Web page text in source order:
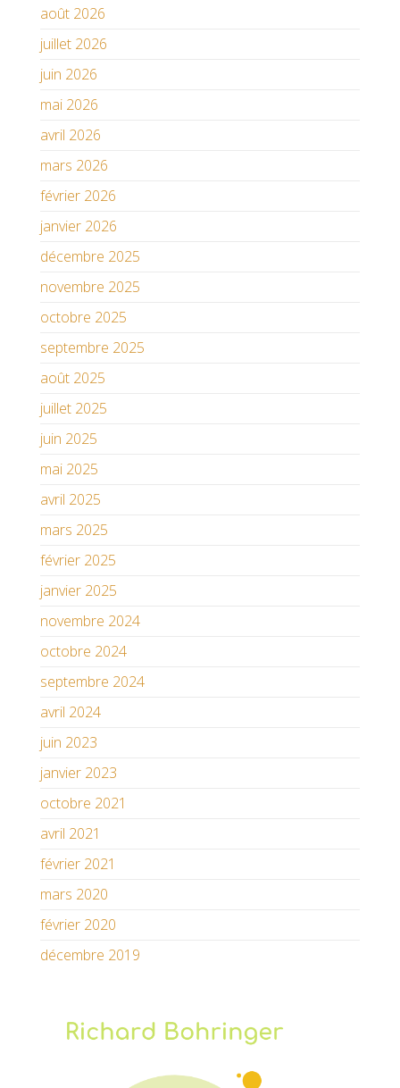
août 2026
juillet 2026
juin 2026
mai 2026
avril 2026
mars 2026
février 2026
janvier 2026
décembre 2025
novembre 2025
octobre 2025
septembre 2025
août 2025
juillet 2025
juin 2025
mai 2025
avril 2025
mars 2025
février 2025
janvier 2025
novembre 2024
octobre 2024
septembre 2024
avril 2024
juin 2023
janvier 2023
octobre 2021
avril 2021
février 2021
mars 2020
février 2020
décembre 2019